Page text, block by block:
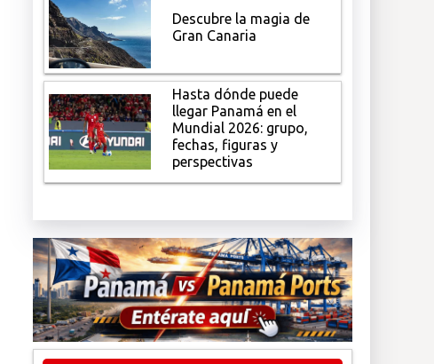
Descubre la magia de
Gran Canaria
Hasta dónde puede
llegar Panamá en el
Mundial 2026: grupo,
fechas, figuras y
perspectivas